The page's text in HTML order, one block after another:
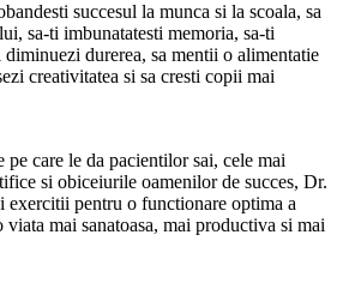
succesul la munca si la scoala, sa
sa-ti imbunatatesti memoria, sa-ti
durerea, sa mentii o alimentatie
creativitatea si sa cresti copii mai
care le da pacientilor sai, cele mai
si obiceiurile oamenilor de succes, Dr.
exercitii pentru o functionare optima a
mai sanatoasa, mai productiva si mai